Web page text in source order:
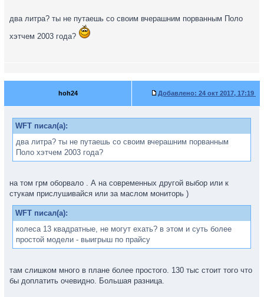
два литра? ты не путаешь со своим вчерашним порванным Поло
хэтчем 2003 года?
hoh24 Добавлено: 24 окт 2017, 17:19
WFT писал(а):
два литра? ты не путаешь со своим вчерашним порванным
Поло хэтчем 2003 года?
на том грм оборвало . А на современных другой выбор или к
стукам прислушивайся или за маслом мониторь )
WFT писал(а):
колеса 13 квадратные, не могут ехать? в этом и суть более
простой модели - выигрыш по прайсу
там слишком много в плане более простого. 130 тыс стоит того что
бы доплатить очевидно. Большая разница.